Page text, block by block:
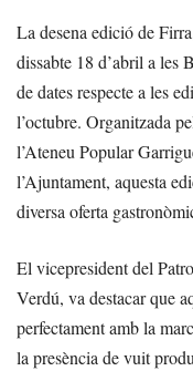
La desena edició de
dissabte 18 d’abril a les
de dates respecte a les
l’octubre. Organitzada
l’Ateneu Popular
l’Ajuntament, aquesta
diversa oferta
El vicepresident del
Verdú, va destacar que
perfectament amb la
la presència de vuit